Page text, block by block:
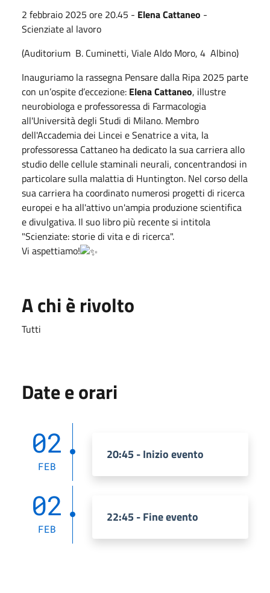
2 febbraio 2025 ore 20.45 - Elena Cattaneo -
Scienziate al lavoro
(Auditorium B. Cuminetti, Viale Aldo Moro, 4 Albino)
Inauguriamo la rassegna Pensare dalla Ripa 2025 parte
con un’ospite d’eccezione: Elena Cattaneo, illustre
neurobiologa e professoressa di Farmacologia
all'Università degli Studi di Milano. Membro
dell'Accademia dei Lincei e Senatrice a vita, la
professoressa Cattaneo ha dedicato la sua carriera allo
studio delle cellule staminali neurali, concentrandosi in
particolare sulla malattia di Huntington. Nel corso della
sua carriera ha coordinato numerosi progetti di ricerca
europei e ha all'attivo un'ampia produzione scientifica
e divulgativa. Il suo libro più recente si intitola
"Scienziate: storie di vita e di ricerca".
Vi aspettiamo!
A chi è rivolto
Tutti
Date e orari
02
FEB
20:45 - Inizio evento
02
FEB
22:45 - Fine evento